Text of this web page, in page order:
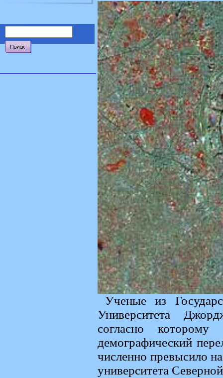
Ученые из
Университета
согласно
демографический
численно превысило
университета